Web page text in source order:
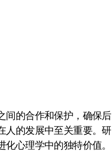
间的合作和保护，确保后
人的发展中至关重要。研
心理学中的独特价值。